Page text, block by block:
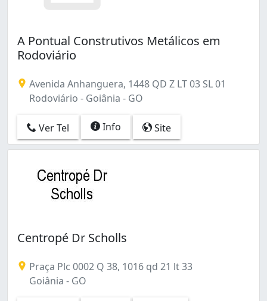
A Pontual Construtivos Metálicos em
Rodoviário
Avenida Anhanguera, 1448 QD Z LT 03 SL 01
Rodoviário - Goiânia - GO
Ver Tel Info Site
Centropé Dr Scholls
Praça Plc 0002 Q 38, 1016 qd 21 lt 33
Goiânia - GO